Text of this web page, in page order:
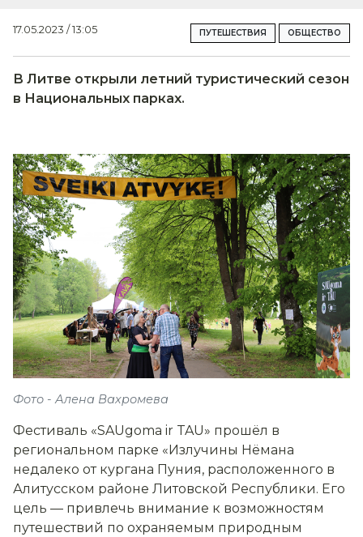
17.05.2023 / 13:05 ПУТЕШЕСТВИЯ ОБЩЕСТВО
В Литве открыли летний туристический сезон
в Национальных парках.
Фото - Алена Вахромева
Фестиваль «SAUgoma ir TAU» прошёл в
региональном парке «Излучины Нёмана
недалеко от кургана Пуния, расположенного в
Алитусском районе Литовской Республики. Его
цель — привлечь внимание к возможностям
путешествий по охраняемым природным